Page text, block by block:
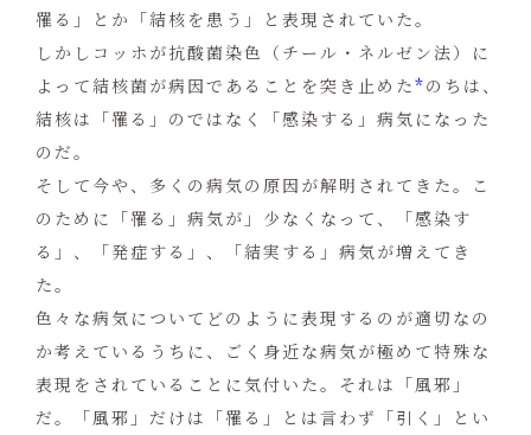
罹る」とか「結核を患う」と表現されていた。
しかしコッホが抗酸菌染色（チール・ネルゼン法）に
よって結核菌が病因であることを突き止めた*のちは、
結核は「罹る」のではなく「感染する」病気になった
のだ。
そして今や、多くの病気の原因が解明されてきた。こ
のために「罹る」病気が」少なくなって、「感染す
る」、「発症する」、「結実する」病気が増えてき
た。
色々な病気についてどのように表現するのが適切なの
か考えているうちに、ごく身近な病気が極めて特殊な
表現をされていることに気付いた。それは「風邪」
だ。「風邪」だけは「罹る」とは言わず「引く」とい